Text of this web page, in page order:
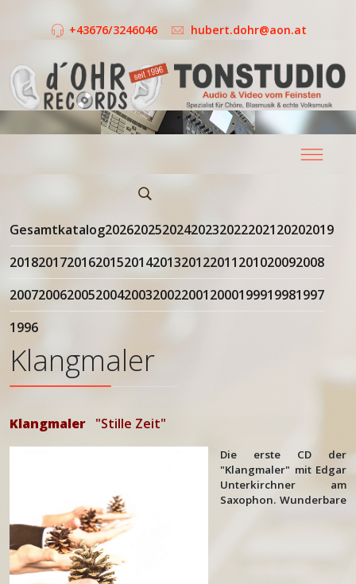
+43676/3246046 hubert.dohr@aon.at
Gesamtkatalog20262025202420232022202120202019
20182017201620152014201320122011201020092008
20072006200520042003200220012000199919981997
1996
Klangmaler
Klangmaler "Stille Zeit"
Die erste CD der
"Klangmaler" mit Edgar
Unterkirchner am
Saxophon. Wunderbare